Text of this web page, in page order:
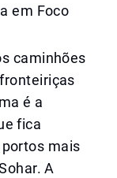
em Foco
caminhões
é a
fica
mais
A